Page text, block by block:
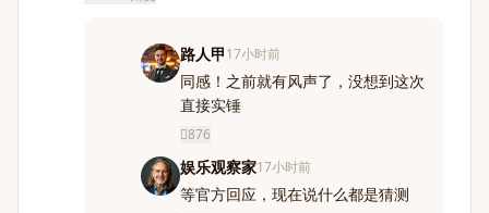
路人甲17小时前
同感！之前就有风声了，没想到这次
直接实锤
876
娱乐观察家17小时前
等官方回应，现在说什么都是猜测